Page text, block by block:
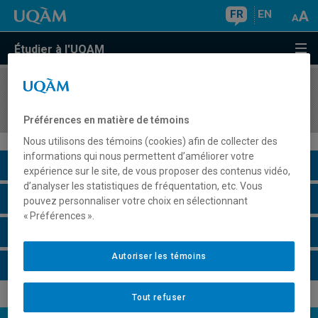
FR EN
Étudier à l'UQAM
COURS//
Description du cours
Horaire - Été 2026
Préférences en matière de témoins
Nous utilisons des témoins (cookies) afin de collecter des
informations qui nous permettent d’améliorer votre
expérience sur le site, de vous proposer des contenus vidéo,
d’analyser les statistiques de fréquentation, etc. Vous
pouvez personnaliser votre choix en sélectionnant
« Préférences ».
Tout refuser
Autoriser les témoins